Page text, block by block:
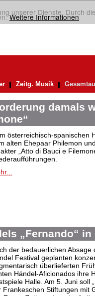
unserer Dienste. Durch
Weitere Informationen
Zeitg. Musik
damals
österreichisch-spanischen
alten Ehepaar Philemon
„Atto di Bauci e
„Fernando“ in
der bedauerlichen
Festival geplanten
überlieferten
Händel-Aficionados ihre
Halle. Am 5. Juni soll
Frankeschen Stiftungen mit